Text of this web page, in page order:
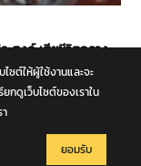
สงค์ เสียชีวิตกลาง
ซต์ให้ผู้ใช้งานและจะ
กดูเว็บไซต์ของเราใน
ยอมรับ